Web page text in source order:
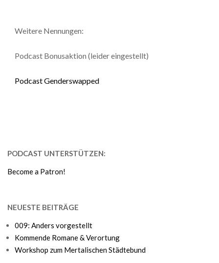
Weitere Nennungen:
Podcast Bonusaktion (leider eingestellt)
Podcast Genderswapped
PODCAST UNTERSTÜTZEN:
Become a Patron!
NEUESTE BEITRÄGE
009: Anders vorgestellt
Kommende Romane & Verortung
Workshop zum Mertalischen Städtebund